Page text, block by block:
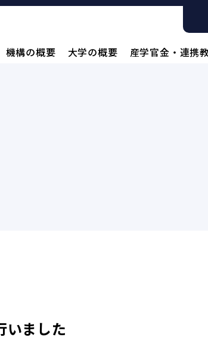
機構の概要 大学の概要 産学官金・連携
いました